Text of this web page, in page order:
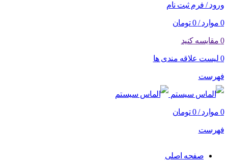
ورود / فرم ثبت نام
0 موارد /
0 تومان
0 مقایسه کنید
0 لیست علاقه مندی ها
فهرست
0 موارد /
0 تومان
فهرست
صفحه اصلی